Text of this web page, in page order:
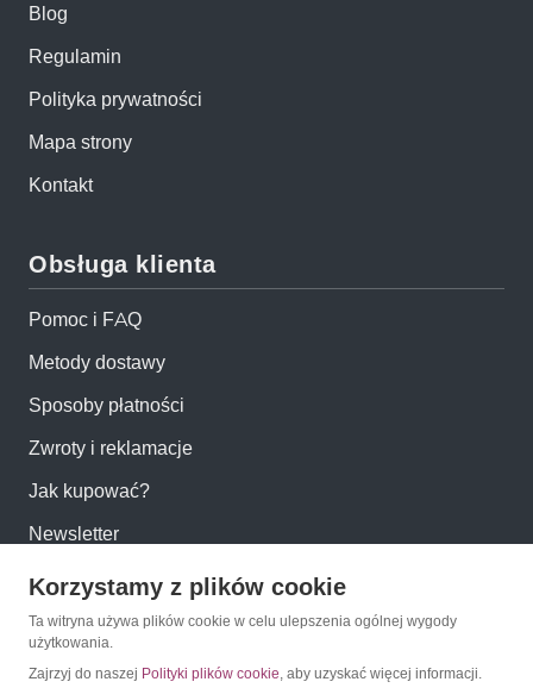
Blog
Regulamin
Polityka prywatności
Mapa strony
Kontakt
Obsługa klienta
Pomoc i FAQ
Metody dostawy
Sposoby płatności
Zwroty i reklamacje
Jak kupować?
Newsletter
Konto
Moje konto
Korzystamy z plików cookie
Ta witryna używa plików cookie w celu ulepszenia ogólnej wygody
użytkowania.
Zajrzyj do naszej Polityki plików cookie, aby uzyskać więcej informacji.